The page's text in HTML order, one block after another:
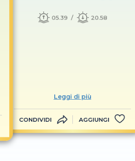
05.39 20.58
Leggi di più
CONDIVIDI AGGIUNGI